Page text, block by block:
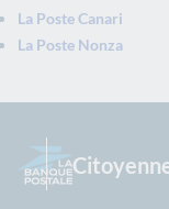
La Poste Canari
La Poste Nonza